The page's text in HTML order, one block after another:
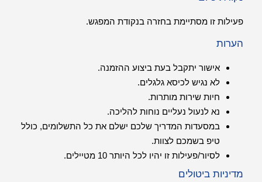
פעילות זו מסתיימת בחזרה בנקודת המפגש.
הערות
אישור יתקבל בעת ביצוע ההזמנה.
לא נגיש לכיסא גלגלים.
חיות שירות מותרות.
נא לנעול נעליים נוחות להליכה.
במסעדות המדריך שלכם ישלם את כל התשלומים, כולל
טיפ בשמכם לצוות.
לסיור/פעילות זו יהיו לכל היותר 10 מטיילים.
מדיניות ביטולים